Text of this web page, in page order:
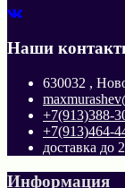
Наши
630032 ,
+7(913)388-
+7(913)464-
доставка до
Информация